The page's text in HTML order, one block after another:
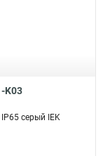
K03
серый IEK